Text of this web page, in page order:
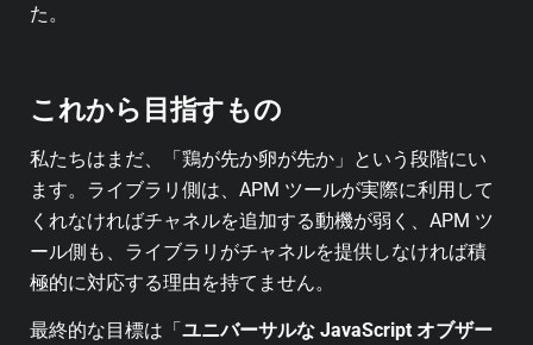
た。
これから目指すもの
私たちはまだ、「鶏が先か卵が先か」という段階にい
ます。ライブラリ側は、APM ツールが実際に利用して
くれなければチャネルを追加する動機が弱く、APM ツ
ール側も、ライブラリがチャネルを提供しなければ積
極的に対応する理由を持てません。
最終的な目標は「ユニバーサルな JavaScript オブザー